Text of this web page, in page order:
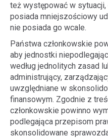
też występować w
posiada mniejszościowy
nie posiada go wcale.
Państwa członkowskie
aby jednostki
według jednolitych zasad
administrujący,
uwzględniane w
finansowym. Zgodnie z
członkowskie powinno
podlegająca przepisom
skonsolidowane